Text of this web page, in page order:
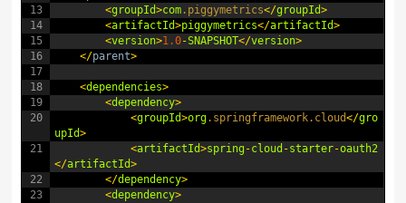
13
14
15
16
17
18
19
20
21
22
23
<groupId>com .piggymetrics</groupId>
<artifactId>piggymetrics</artifactId>
<version>1.0-SNAPSHOT</version>
</parent>
<dependencies>
<dependency>
<groupId>org.springframework.cloud</gro
upId>
<artifactId>spring -cloud -starter-oauth2
</artifactId>
</dependency>
<dependency>